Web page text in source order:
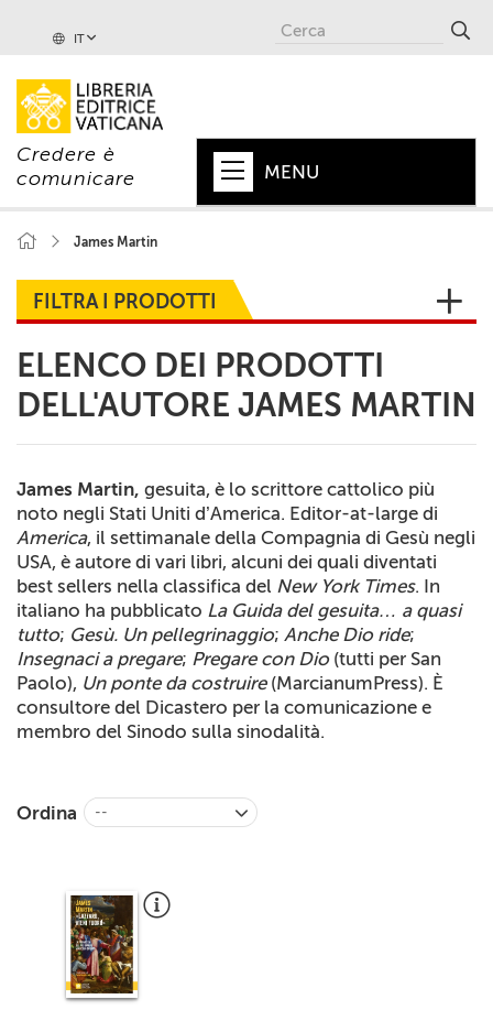
IT
Credere è
comunicare
MENU
PAPA
+
VATICANO
CHIESA
+
MONDO
RIVISTE
CEI
AUTORI VARI
James Martin
FILTRA I PRODOTTI
ELENCO DEI PRODOTTI
DELL'AUTORE JAMES MARTIN
James Martin, gesuita, è lo scrittore cattolico più
noto negli Stati Uniti d’America. Editor-at-large di
America, il settimanale della Compagnia di Gesù negli
USA, è autore di vari libri, alcuni dei quali diventati
best sellers nella classifica del New York Times. In
italiano ha pubblicato La Guida del gesuita… a quasi
tutto; Gesù. Un pellegrinaggio; Anche Dio ride;
Insegnaci a pregare; Pregare con Dio (tutti per San
Paolo), Un ponte da costruire (MarcianumPress). È
consultore del Dicastero per la comunicazione e
membro del Sinodo sulla sinodalità.
Ordina --